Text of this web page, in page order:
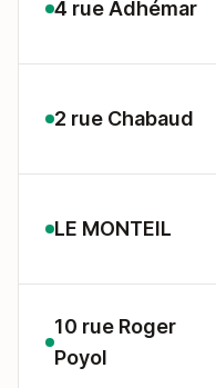
4 rue Adhémar
2 rue Chabaud
LE MONTEIL
10 rue Roger
Poyol